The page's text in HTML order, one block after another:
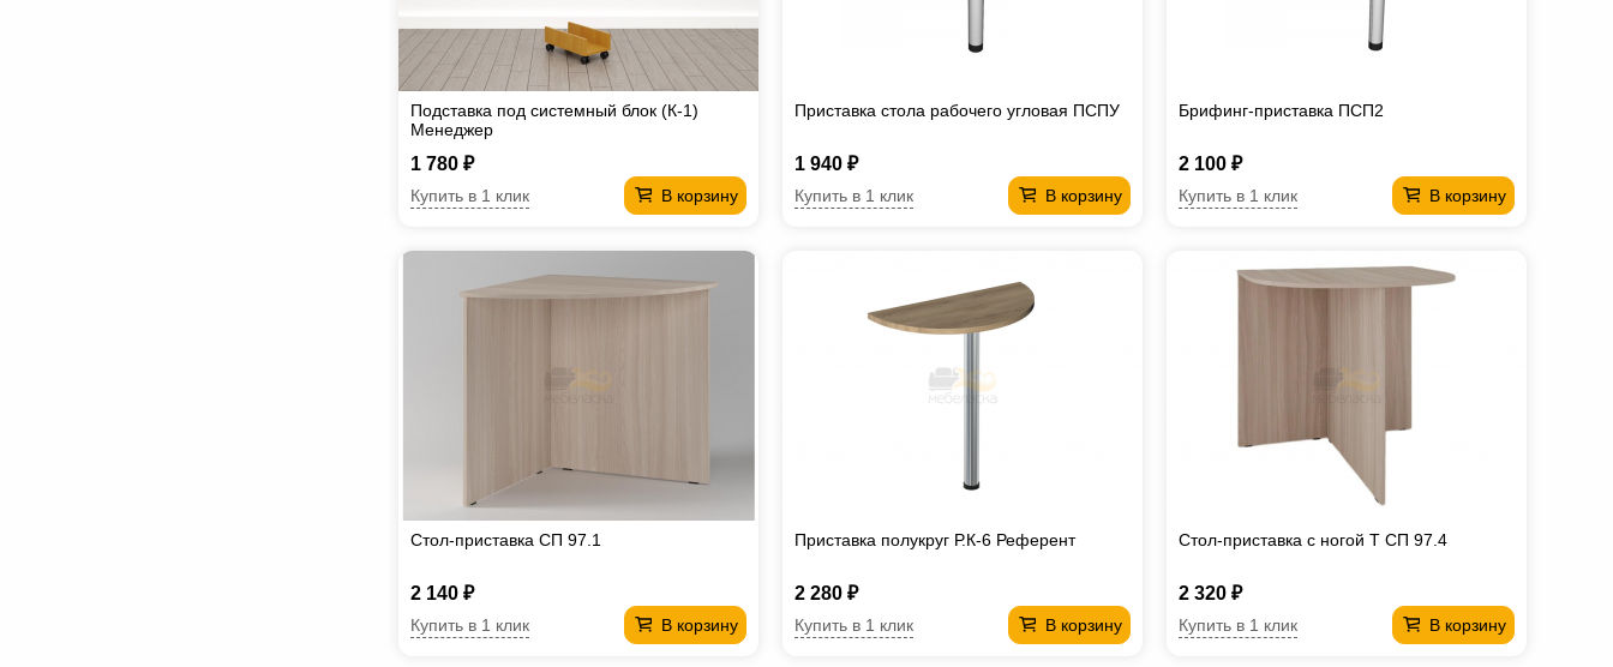
Подставка под системный блок (К-1)
Менеджер
1 780 ₽
В корзину
Купить в 1 клик
Приставка стола рабочего угловая ПСПУ
1 940 ₽
В корзину
Купить в 1 клик
Брифинг-приставка ПСП2
2 100 ₽
В корзину
Купить в 1 клик
Стол-приставка СП 97.1
2 140 ₽
В корзину
Купить в 1 клик
Приставка полукруг Р.К-6 Референт
2 280 ₽
В корзину
Купить в 1 клик
Стол-приставка с ногой Т СП 97.4
2 320 ₽
В корзину
Купить в 1 клик